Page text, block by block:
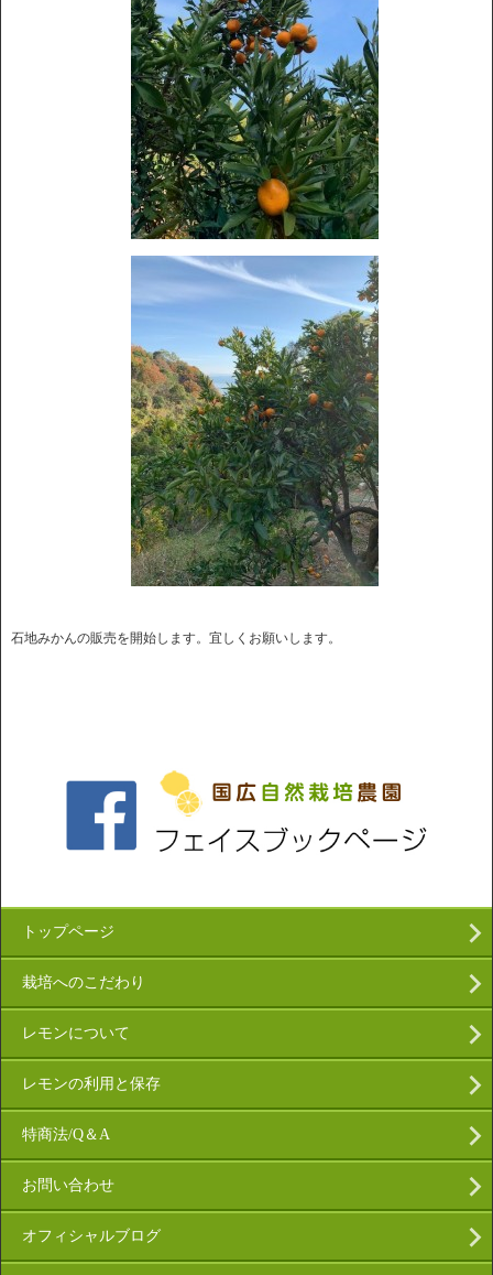
石地みかんの販売を開始します。宜しくお願いします。
トップページ
栽培へのこだわり
レモンについて
レモンの利用と保存
特商法/Q＆A
お問い合わせ
オフィシャルブログ